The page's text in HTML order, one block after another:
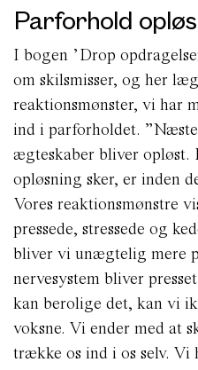
Parforhold
I bogen ’Drop
om skilsmisser, og her
reaktionsmønster, vi har
ind i parforholdet.
ægteskaber bliver opløst.
opløsning sker, er inden
Vores reaktionsmønstre
pressede, stressede og
bliver vi unægtelig mere
nervesystem bliver
kan berolige det, kan vi
voksne. Vi ender med at
trække os ind i os selv. Vi